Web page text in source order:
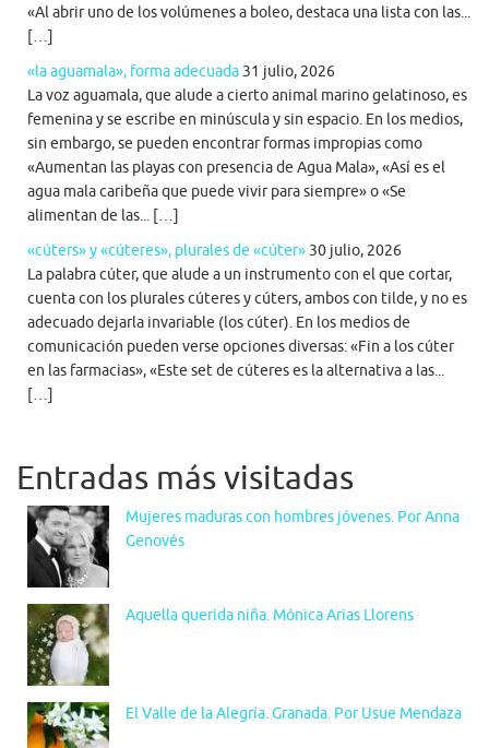
«Al abrir uno de los volúmenes a boleo, destaca una lista con las...
[…]
«la aguamala», forma adecuada 31 julio, 2026
La voz aguamala, que alude a cierto animal marino gelatinoso, es
femenina y se escribe en minúscula y sin espacio. En los medios,
sin embargo, se pueden encontrar formas impropias como
«Aumentan las playas con presencia de Agua Mala», «Así es el
agua mala caribeña que puede vivir para siempre» o «Se
alimentan de las... […]
«cúters» y «cúteres», plurales de «cúter» 30 julio, 2026
La palabra cúter, que alude a un instrumento con el que cortar,
cuenta con los plurales cúteres y cúters, ambos con tilde, y no es
adecuado dejarla invariable (los cúter). En los medios de
comunicación pueden verse opciones diversas: «Fin a los cúter
en las farmacias», «Este set de cúteres es la alternativa a las...
[…]
Entradas más visitadas
Mujeres maduras con hombres jóvenes. Por Anna
Genovés
Aquella querida niña. Mónica Arias Llorens
El Valle de la Alegría. Granada. Por Usue Mendaza